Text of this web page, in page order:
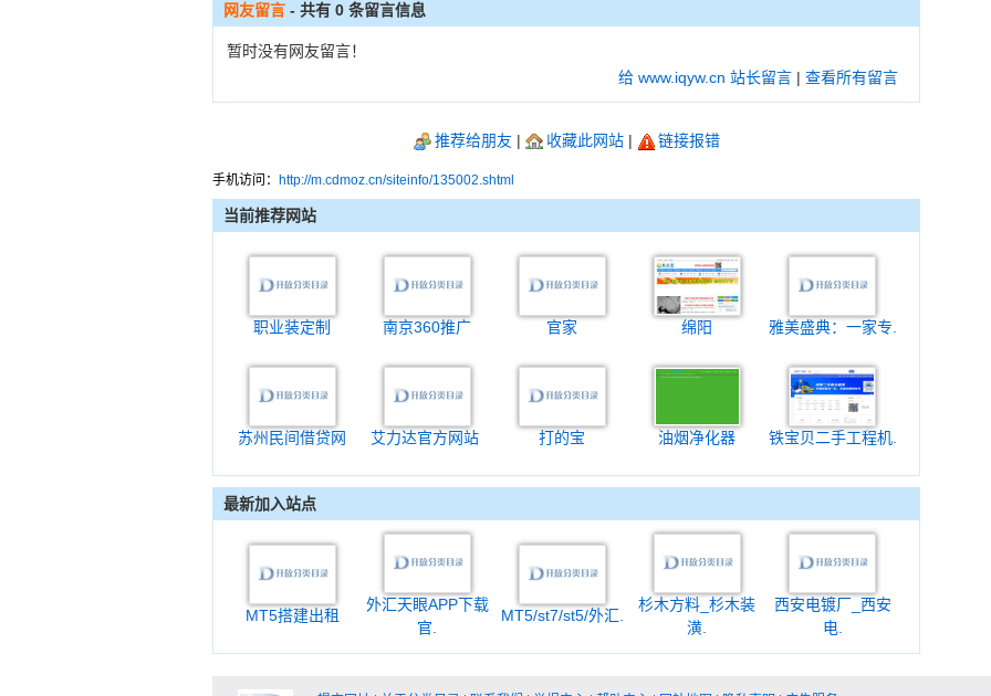
网友留言 - 共有 0 条留言信息
暂时没有网友留言！
给 www.iqyw.cn 站长留言 | 查看所有留言
推荐给朋友 | 收藏此网站| 链接报错
手机访问： http://m.cdmoz.cn/siteinfo/135002.shtml
当前推荐网站
职业装定制 南京360推广 官家 绵阳 雅美盛典：一家专.
苏州民间借贷网 艾力达官方网站 打的宝 油烟净化器 铁宝贝二手工程机.
最新加入站点
MT5搭建出租
外汇天眼APP下载
官.
MT5/st7/st5/外汇.
杉木方料_杉木装
潢.
西安电镀厂_西安
电.